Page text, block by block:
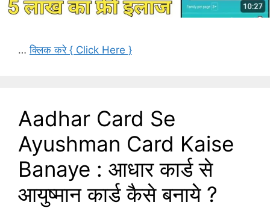
…क्लिक करे { Click Here }
Aadhar Card Se
Ayushman Card Kaise
Banaye : आधार कार्ड से
आयुष्मान कार्ड कैसे बनाये ?